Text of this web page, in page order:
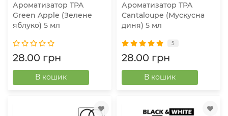
Ароматизатор TPA
Green Apple (Зелене
яблуко) 5 мл
28.00 грн
В кошик
Ароматизатор TPA
Cantaloupe (Мускусна
диня) 5 мл
5
28.00 грн
В кошик